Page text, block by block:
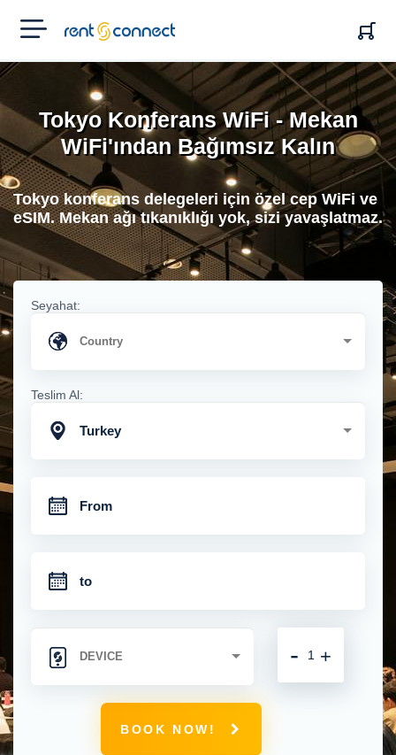
RENT'N
CONNECT
Tokyo Konferans WiFi - Mekan
WiFi'ından Bağımsız Kalın
Tokyo konferans delegeleri için özel cep WiFi ve
eSIM. Mekan ağı tıkanıklığı yok, sizi yavaşlatmaz.
Seyahat:
Teslim Al:
Turkey
+
-
BOOK NOW!